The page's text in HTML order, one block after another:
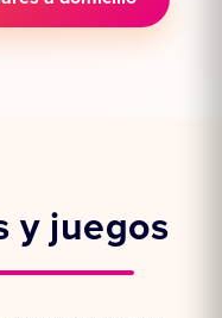
y juegos